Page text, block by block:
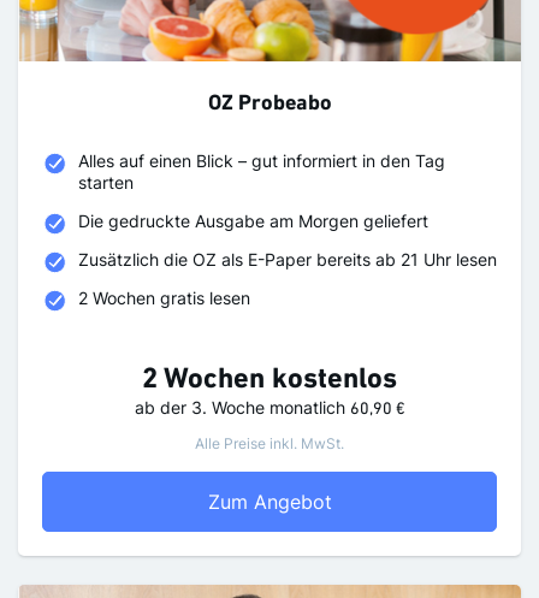
OZ Probeabo
Alles auf einen Blick – gut informiert in den Tag
starten
Die gedruckte Ausgabe am Morgen geliefert
Zusätzlich die OZ als E-Paper bereits ab 21 Uhr lesen
2 Wochen gratis lesen
2 Wochen kostenlos
ab der 3. Woche monatlich 60,90 €
Alle Preise inkl. MwSt.
Zum AngebotOZ Probeabo